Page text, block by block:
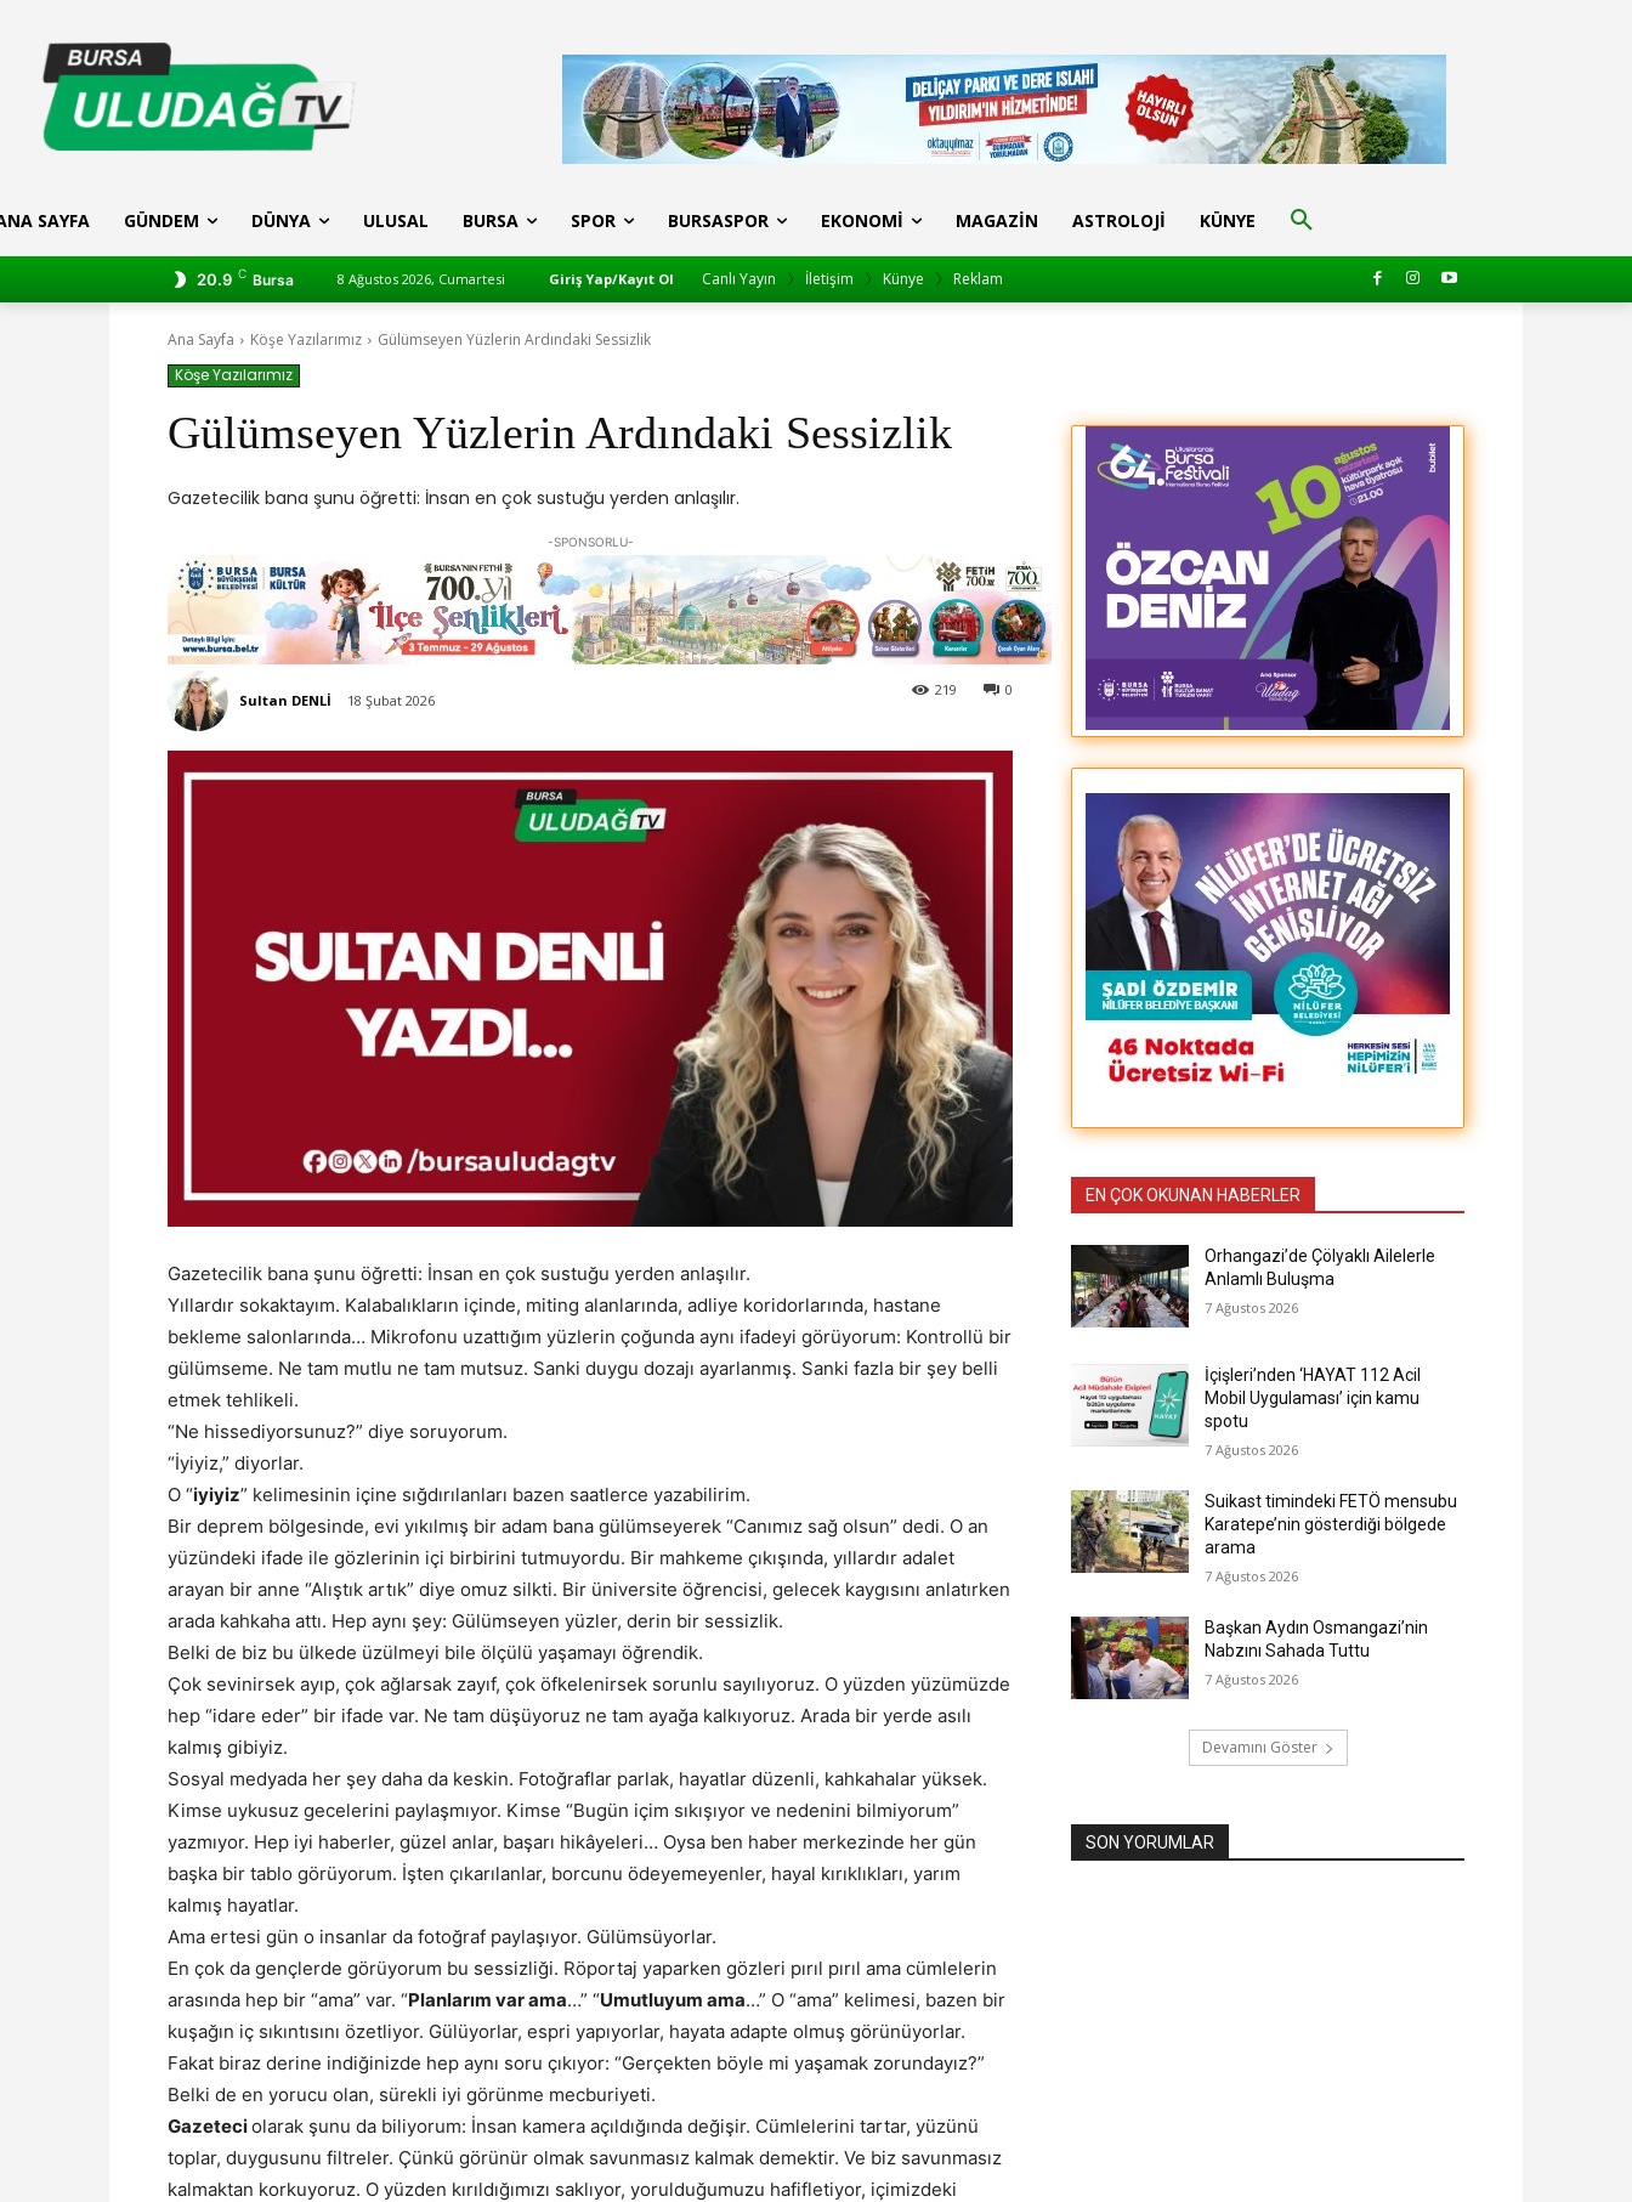
SAYFA GÜNDEM DÜNYA ULUSAL BURSA SPOR BURSASPOR EKONOMI MAGAZIN ASTROLOJI KÜNYE
20.9 C Bursa 8 Ağustos 2026, Cumartesi Giriş Yap/Kayıt Ol Canlı Yayın İletişim Künye Reklam
Ana Sayfa Köşe Yazılarımız
Gülümseyen Yüzlerin Ardındaki Sessizlik
Köşe Yazılarımız
Gülümseyen Yüzlerin Ardındaki Sessizlik
Gazetecilik bana şunu öğretti: İnsan en çok sustuğu yerden anlaşılır.
-SPONSORLU-
Sultan DENLİ 18 Şubat 2026
0
219
Gazetecilik bana şunu öğretti: İnsan en çok sustuğu yerden anlaşılır.
Yıllardır sokaktayım. Kalabalıkların içinde, miting alanlarında, adliye koridorlarında, hastane
bekleme salonlarında… Mikrofonu uzattığım yüzlerin çoğunda aynı ifadeyi görüyorum: Kontrollü bir
gülümseme. Ne tam mutlu ne tam mutsuz. Sanki duygu dozajı ayarlanmış. Sanki fazla bir şey belli
etmek tehlikeli.
“Ne hissediyorsunuz?” diye soruyorum.
“İyiyiz,” diyorlar.
O “iyiyiz” kelimesinin içine sığdırılanları bazen saatlerce yazabilirim.
Bir deprem bölgesinde, evi yıkılmış bir adam bana gülümseyerek “Canımız sağ olsun” dedi. O an
yüzündeki ifade ile gözlerinin içi birbirini tutmuyordu. Bir mahkeme çıkışında, yıllardır adalet
arayan bir anne “Alıştık artık” diye omuz silkti. Bir üniversite öğrencisi, gelecek kaygısını anlatırken
arada kahkaha attı. Hep aynı şey: Gülümseyen yüzler, derin bir sessizlik.
Belki de biz bu ülkede üzülmeyi bile ölçülü yaşamayı öğrendik.
Çok sevinirsek ayıp, çok ağlarsak zayıf, çok öfkelenirsek sorunlu sayılıyoruz. O yüzden yüzümüzde
hep “idare eder” bir ifade var. Ne tam düşüyoruz ne tam ayağa kalkıyoruz. Arada bir yerde asılı
kalmış gibiyiz.
Sosyal medyada her şey daha da keskin. Fotoğraflar parlak, hayatlar düzenli, kahkahalar yüksek.
Kimse uykusuz gecelerini paylaşmıyor. Kimse “Bugün içim sıkışıyor ve nedenini bilmiyorum”
yazmıyor. Hep iyi haberler, güzel anlar, başarı hikâyeleri… Oysa ben haber merkezinde her gün
başka bir tablo görüyorum. İşten çıkarılanlar, borcunu ödeyemeyenler, hayal kırıklıkları, yarım
kalmış hayatlar.
Ama ertesi gün o insanlar da fotoğraf paylaşıyor. Gülümsüyorlar.
En çok da gençlerde görüyorum bu sessizliği. Röportaj yaparken gözleri pırıl pırıl ama cümlelerin
arasında hep bir “ama” var. “Planlarım var ama…” “Umutluyum ama…” O “ama” kelimesi, bazen bir
kuşağın iç sıkıntısını özetliyor. Gülüyorlar, espri yapıyorlar, hayata adapte olmuş görünüyorlar.
Fakat biraz derine indiğinizde hep aynı soru çıkıyor: “Gerçekten böyle mi yaşamak zorundayız?”
Belki de en yorucu olan, sürekli iyi görünme mecburiyeti.
Gazeteciolarak şunu da biliyorum: İnsan kamera açıldığında değişir. Cümlelerini tartar, yüzünü
toplar, duygusunu filtreler. Çünkü görünür olmak savunmasız kalmak demektir. Ve biz savunmasız
kalmaktan korkuyoruz. O yüzden kırıldığımızı saklıyor, yorulduğumuzu hafifletiyor, içimizdeki
EN ÇOK OKUNAN HABERLER
Orhangazi’de Çölyaklı Ailelerle
Anlamlı Buluşma
7 Ağustos 2026
İçişleri’nden ‘HAYAT 112 Acil
Mobil Uygulaması’ için kamu
spotu
7 Ağustos 2026
Suikast timindeki FETÖ mensubu
Karatepe’nin gösterdiği bölgede
arama
7 Ağustos 2026
Başkan Aydın Osmangazi’nin
Nabzını Sahada Tuttu
7 Ağustos 2026
Devamını Göster
SON YORUMLAR